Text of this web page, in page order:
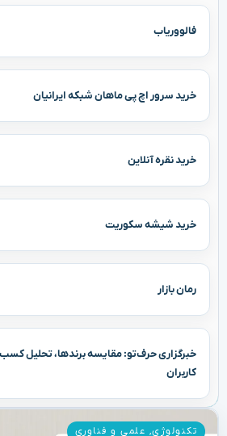
فالووریاب
خرید سرور اچ پی ماهان شبکه ایرانیان
خرید نقره آنلاین
خرید شیشه سکوریت
رمان بازار
خبرگزاری حرف‌تو: مقایسه برندها، تحلیل
کاربران
تکنولوژی, علمی و فناوری